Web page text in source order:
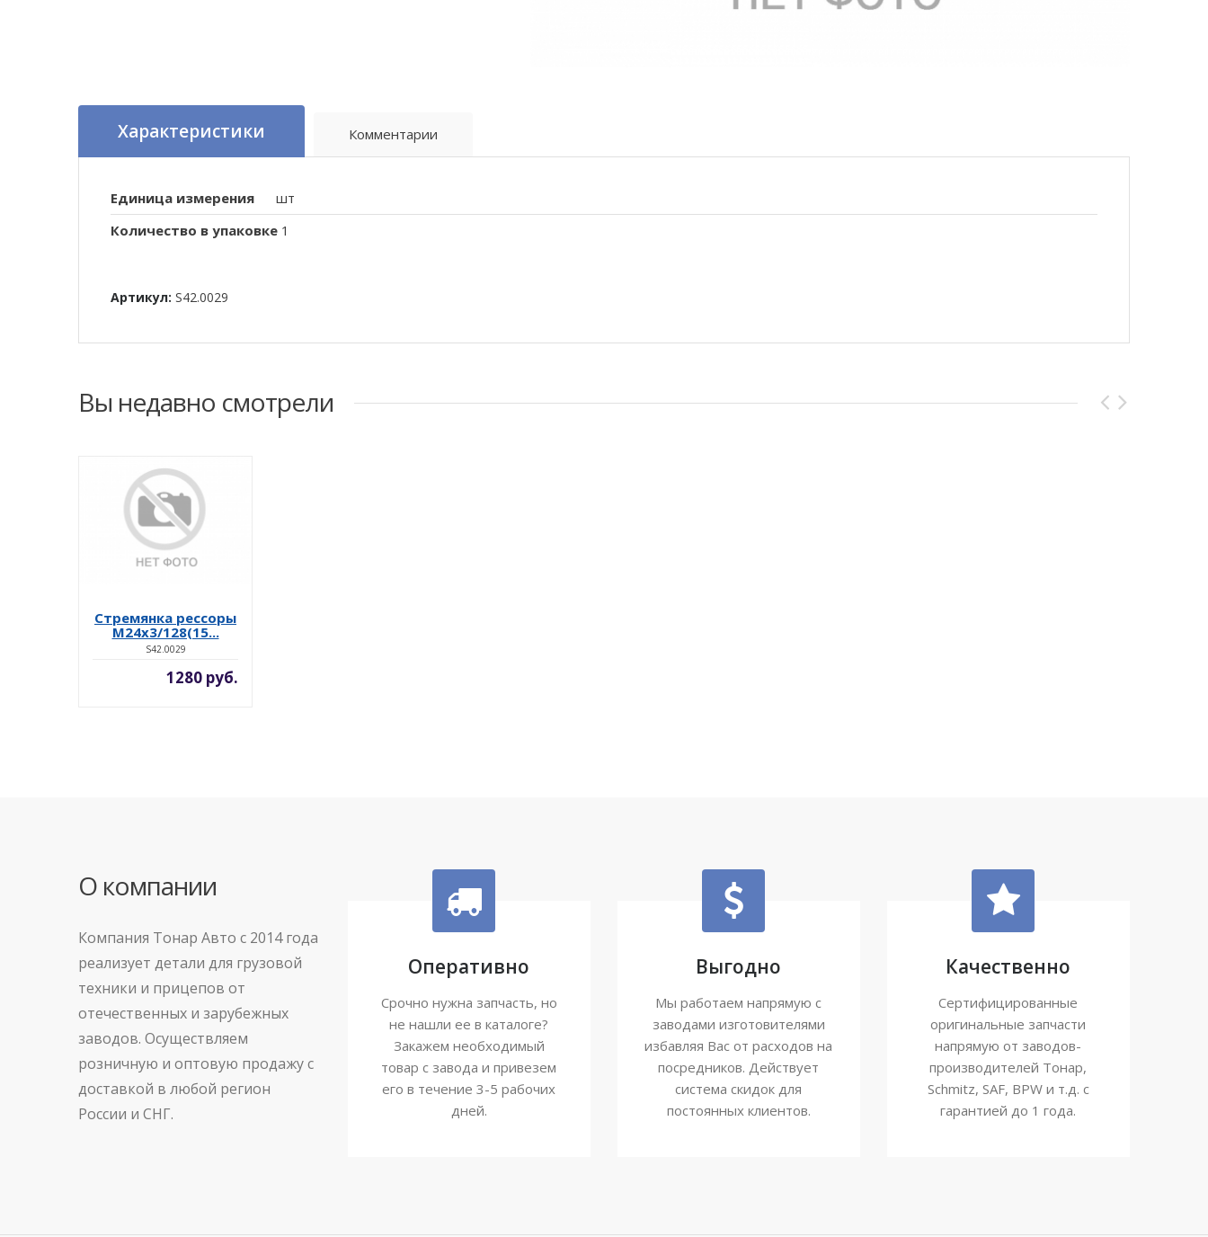
Характеристики Комментарии
Единица измерения
шт
Количество в упаковке 1
Артикул: S42.0029
Вы недавно смотрели
Стремянка рессоры
M24x3/128(15...
S42.0029
1280 руб.
О компании
Компания Тонар Авто с 2014 года
реализует детали для грузовой
техники и прицепов от
отечественных и зарубежных
заводов. Осуществляем
розничную и оптовую продажу с
доставкой в любой регион
России и СНГ.
Оперативно
Срочно нужна запчасть, но
не нашли ее в каталоге?
Закажем необходимый
товар с завода и привезем
его в течение 3-5 рабочих
дней.
Выгодно
Мы работаем напрямую с
заводами изготовителями
избавляя Вас от расходов на
посредников. Действует
система скидок для
постоянных клиентов.
Качественно
Сертифицированные
оригинальные запчасти
напрямую от заводов-
производителей Тонар,
Schmitz, SAF, BPW и т.д. с
гарантией до 1 года.